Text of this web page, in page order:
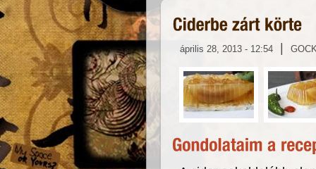
április 28, 2013 - 12:54 |